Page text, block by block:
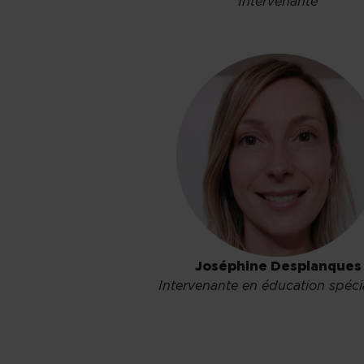
Joséphine Desplanques
Intervenante en éducation